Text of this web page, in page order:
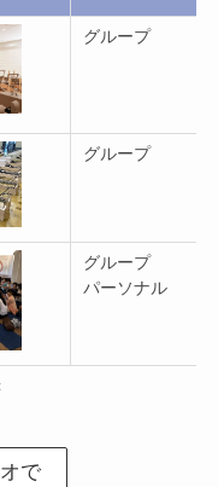
グループ
グループ
グループ
パーソナル
で